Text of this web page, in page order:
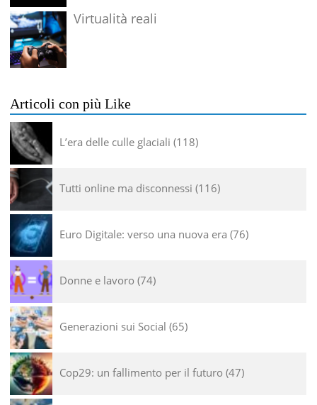
Virtualità reali
Articoli con più Like
L’era delle culle glaciali 118
Tutti online ma disconnessi 116
Euro Digitale: verso una nuova era 76
Donne e lavoro 74
Generazioni sui Social 65
Cop29: un fallimento per il futuro 47